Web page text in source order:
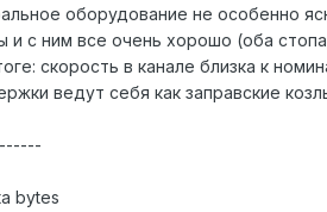
оборудование не особенно
и с ним все очень хорошо (оба
скорость в канале близка к
ведут себя как заправские
bytes